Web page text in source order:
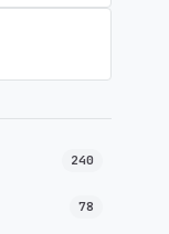
240
78